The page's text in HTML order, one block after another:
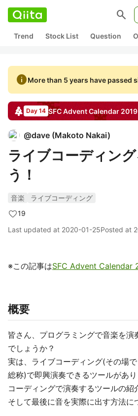
search
Trend Stock List Question
infoMore than 5 years have passed
Day 14 SFCAdvent Calendar 2019
@dave (Makoto Nakai)
ライブコーディン
う！
音楽
ライブコーディング
19
Last updated at 2020-01-25Posted at
※この記事はSFC Advent Calendar
概要
皆さん、プログラミングで音楽を演
でしょうか？
実は、ライブコーディング(その場
総称)で即興演奏できるツールがあ
コーディングで演奏するツールの紹
そして最後に音を実際に出す方法に